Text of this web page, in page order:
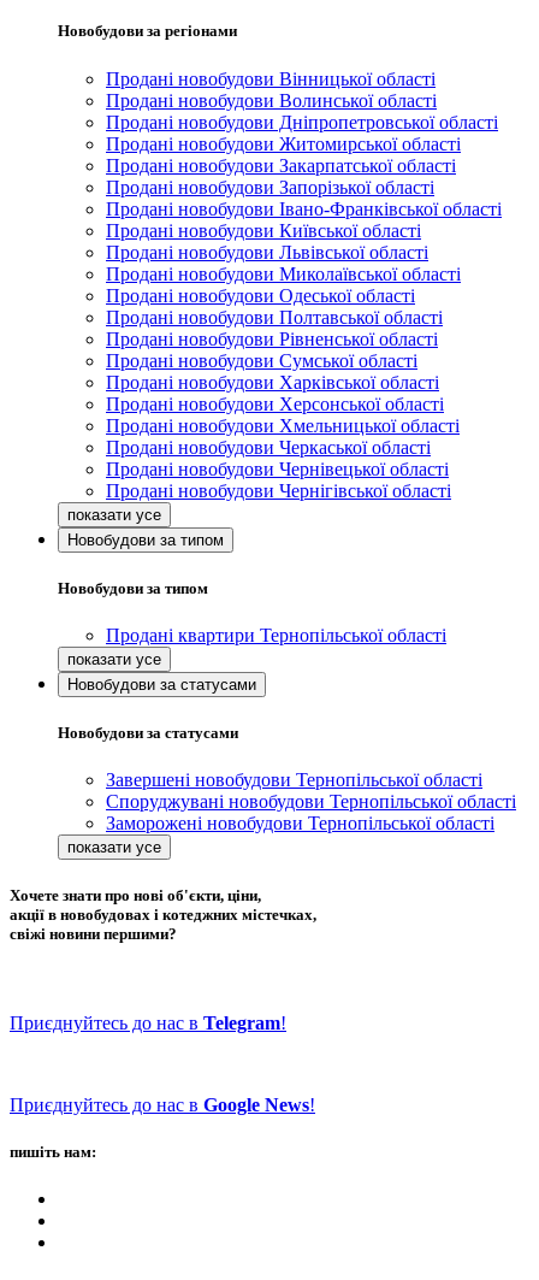
Новобудови за регіонами
Продані новобудови Вінницької області
Продані новобудови Волинської області
Продані новобудови Дніпропетровської області
Продані новобудови Житомирської області
Продані новобудови Закарпатської області
Продані новобудови Запорізької області
Продані новобудови Івано-Франківської області
Продані новобудови Київської області
Продані новобудови Львівської області
Продані новобудови Миколаївської області
Продані новобудови Одеської області
Продані новобудови Полтавської області
Продані новобудови Рівненської області
Продані новобудови Сумської області
Продані новобудови Харківської області
Продані новобудови Херсонської області
Продані новобудови Хмельницької області
Продані новобудови Черкаської області
Продані новобудови Чернівецької області
Продані новобудови Чернігівської області
Новобудови за типом
Новобудови за типом
Продані квартири Тернопільської області
Новобудови за статусами
Новобудови за статусами
Завершені новобудови Тернопільської області
Споруджувані новобудови Тернопільської області
Заморожені новобудови Тернопільської області
Хочете знати про нові об'єкти, ціни,
акції в новобудовах і котеджних містечках,
свіжі новини першими?
Приєднуйтесь до нас в Telegram!
Приєднуйтесь до нас в Google News!
пишіть нам: